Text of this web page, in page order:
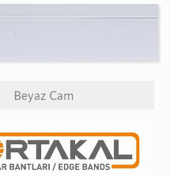
Beyaz Cam